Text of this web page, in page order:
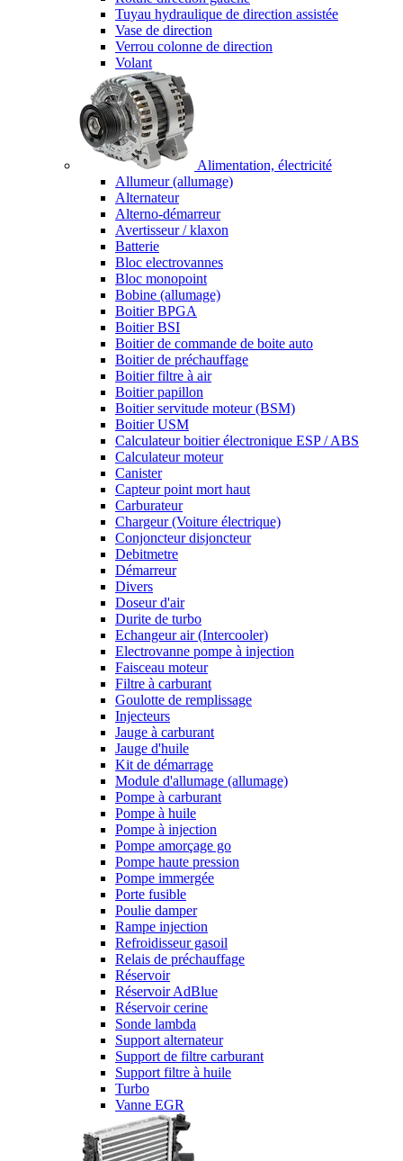
Tuyau hydraulique de direction assistée
Vase de direction
Verrou colonne de direction
Volant
Alimentation, électricité
Allumeur (allumage)
Alternateur
Alterno-démarreur
Avertisseur / klaxon
Batterie
Bloc electrovannes
Bloc monopoint
Bobine (allumage)
Boitier BPGA
Boitier BSI
Boitier de commande de boite auto
Boitier de préchauffage
Boitier filtre à air
Boitier papillon
Boitier servitude moteur (BSM)
Boitier USM
Calculateur boitier électronique ESP / ABS
Calculateur moteur
Canister
Capteur point mort haut
Carburateur
Chargeur (Voiture électrique)
Conjoncteur disjoncteur
Debitmetre
Démarreur
Divers
Doseur d'air
Durite de turbo
Echangeur air (Intercooler)
Electrovanne pompe à injection
Faisceau moteur
Filtre à carburant
Goulotte de remplissage
Injecteurs
Jauge à carburant
Jauge d'huile
Kit de démarrage
Module d'allumage (allumage)
Pompe à carburant
Pompe à huile
Pompe à injection
Pompe amorçage go
Pompe haute pression
Pompe immergée
Porte fusible
Poulie damper
Rampe injection
Refroidisseur gasoil
Relais de préchauffage
Réservoir
Réservoir AdBlue
Réservoir cerine
Sonde lambda
Support alternateur
Support de filtre carburant
Support filtre à huile
Turbo
Vanne EGR